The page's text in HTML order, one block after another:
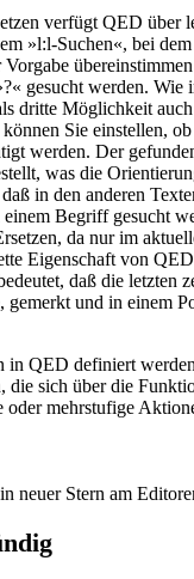
verfügt QED über
»l:l-Suchen«, bei
gesucht werden. Wie
dritte Möglichkeit
Sie einstellen,
werden. Der
was die
in den anderen
einem Begriff gesucht
da nur im
Eigenschaft von
daß die letzten
gemerkt und in einem
in QED definiert
die sich über die
oder mehrstufige
neuer Stern am